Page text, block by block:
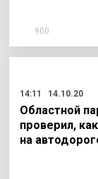
900
14:11
14.10.20
Областной
проверил,
на